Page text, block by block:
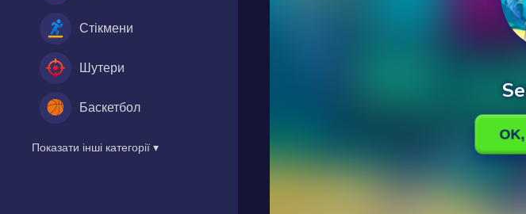
Стікмени
Шутери
Баскетбол
Показати інші категорії ▾